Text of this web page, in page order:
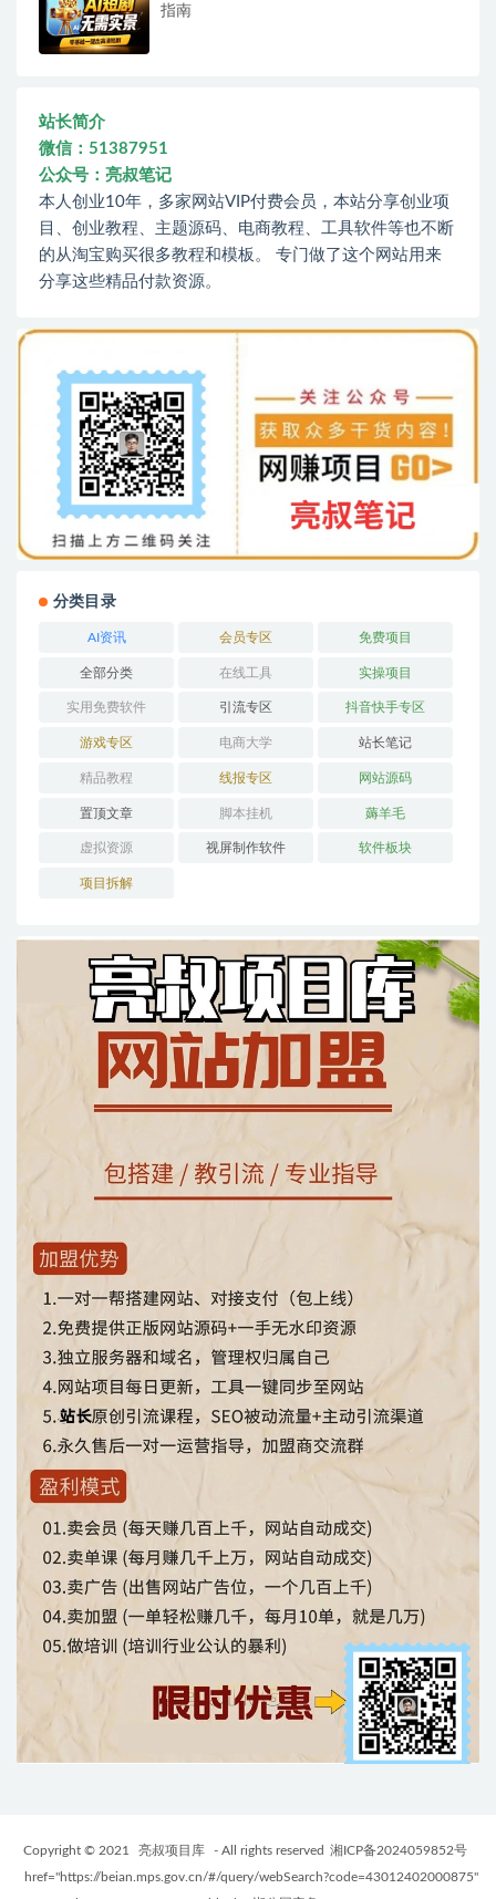
指南
站长简介
微信：51387951
公众号：亮叔笔记
本人创业10年，多家网站VIP付费会员，本站分享创业项
目、创业教程、主题源码、电商教程、工具软件等也不断
的从淘宝购买很多教程和模板。 专门做了这个网站用来
分享这些精品付款资源。
分类目录
AI资讯 会员专区 免费项目
全部分类 在线工具 实操项目
实用免费软件 引流专区 抖音快手专区
游戏专区 电商大学 站长笔记
精品教程 线报专区 网站源码
置顶文章 脚本挂机 薅羊毛
虚拟资源 视屏制作软件 软件板块
项目拆解
Copyright © 2021 亮叔项目库 - All rights reserved 湘ICP备2024059852号
href="https://beian.mps.gov.cn/#/query/webSearch?code=43012402000875"